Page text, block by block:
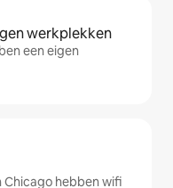
werkplekken
een eigen
Chicago hebben wifi